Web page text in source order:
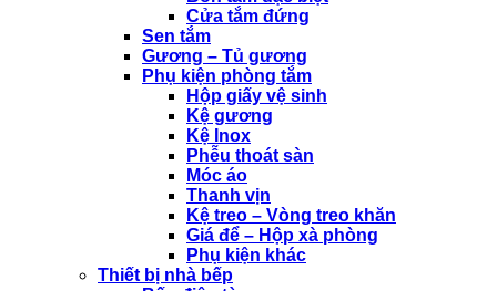
Cửa tắm đứng
Sen tắm
Gương – Tủ gương
Phụ kiện phòng tắm
Hộp giấy vệ sinh
Kệ gương
Kệ Inox
Phễu thoát sàn
Móc áo
Thanh vịn
Kệ treo – Vòng treo khăn
Giá để – Hộp xà phòng
Phụ kiện khác
Thiết bị nhà bếp